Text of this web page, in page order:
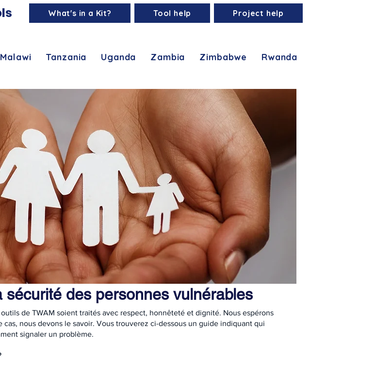
What's in a Kit? Tool help Project help
Malawi Tanzania Uganda Zambia Zimbabwe Rwanda
des personnes vulnérables
de TWAM soient traités avec respect, honnêteté et dignité. Nous espérons
cas, nous devons le savoir. Vous trouverez ci-dessous un guide indiquant qui
signaler un problème.